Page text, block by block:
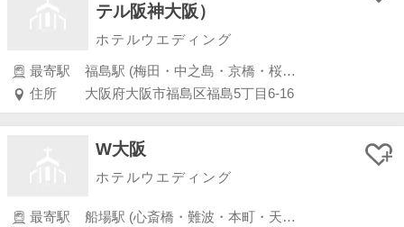
テル阪神大阪）
ホテルウエディング
最寄駅
福島駅 (梅田・中之島・京橋・桜ノ宮)
住所
大阪府大阪市福島区福島5丁目6-16
W大阪
ホテルウエディング
最寄駅
船場駅 (心斎橋・難波・本町・天王寺・大阪港・東大阪)